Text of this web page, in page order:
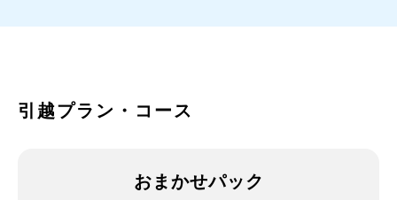
引越プラン・コース
おまかせパック